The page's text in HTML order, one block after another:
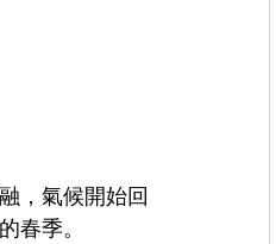
，氣候開始回
春季。